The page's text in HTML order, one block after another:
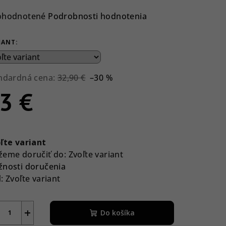
Podrobnosti hodnotenia
cena: 32,90 € –30 %
€
variant
doručiť do: Zvoľte variant
doručenia
Zvoľte variant
+ Do košíka